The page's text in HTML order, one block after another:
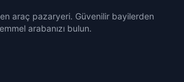
araç pazaryeri. Güvenilir bayilerden
arabanızı bulun.